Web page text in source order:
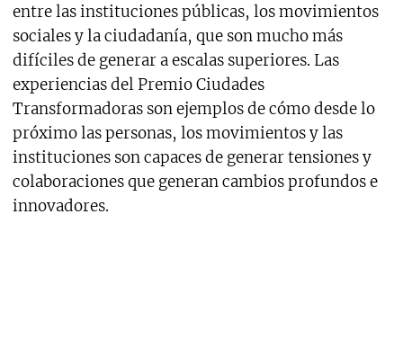
entre las instituciones públicas, los movimientos
sociales y la ciudadanía, que son mucho más
difíciles de generar a escalas superiores. Las
experiencias del Premio Ciudades
Transformadoras son ejemplos de cómo desde lo
próximo las personas, los movimientos y las
instituciones son capaces de generar tensiones y
colaboraciones que generan cambios profundos e
innovadores.